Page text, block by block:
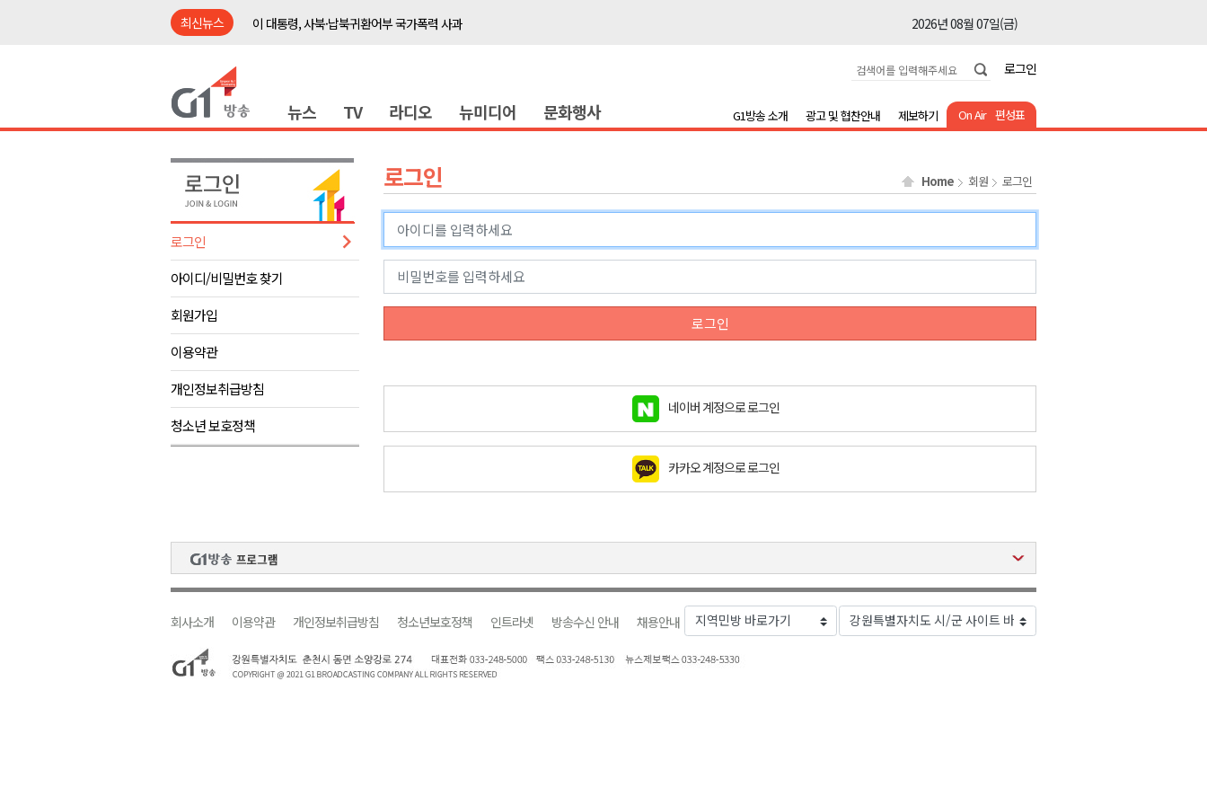
최신뉴스
이 대통령, 사북·납북귀환어부 국가폭력 사과
2026년 08월 07일(금)
2026년 08월 07일(금)
이광재 국회 예결위원장, 강릉시 초청 특별 강연
2026년 08월 07일(금)
육동한 시장, 국제스케이트장 춘천 유치 건의
영월군, 국·도비 확보 보고회 개최
2026년 08월 07일(금)
삼척 공공산후조리원 이전 시급
강원자치도교육청 교감급 이상 387명 인사
2026년 08월 07일(금)
도-시군 첫 간담회..우상호 "하나된 공동체"
이 대통령, 사북·납북귀환어부 국가폭력 사과
2026년 08월 07일(금)
여름축제 더위와 전쟁..물놀이 접목
2026년 08월 07일(금)
강원도, 최휘영 문체부장관과 정책간담회
이광재 국회 예결위원장, 강릉시 초청 특별 강연
검찰청 폐지..해결 과제 산적
강원자치도교육청 교감급 이상 387명 인사
2026년 08월 07일(금)
로그인
뉴스 TV 라디오 뉴미디어 문화행사 On Air 편성표
G1방송 소개 광고 및 협찬안내 제보하기
로그인
아이디/비밀번호 찾기
회원가입
이용약관
개인정보취급방침
청소년 보호정책
로그인 Home 회원 로그인
로그인
네이버 계정으로 로그인
카카오 계정으로 로그인
회사소개 이용약관 개인정보취급방침 청소년보호정책 인트라넷 방송수신 안내 채용안내